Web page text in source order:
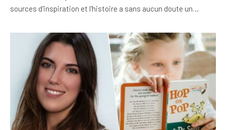
sources d'inspiration et l'histoire a sans aucun doute un…